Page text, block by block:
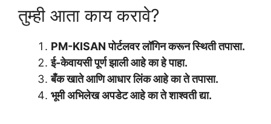
तुम्ही आता काय करावे?
PM-KISAN पोर्टलवर लॉगिन करून स्थिती तपासा.
ई-केवायसी पूर्ण झाली आहे का हे पाहा.
बँक खाते आणि आधार लिंक आहे का ते तपासा.
भूमी अभिलेख अपडेट आहे का ते शाश्वती द्या.